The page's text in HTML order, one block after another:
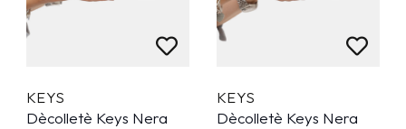
KEYS
Dècolletè Keys Nera
KEYS
Dècolletè Keys Nera